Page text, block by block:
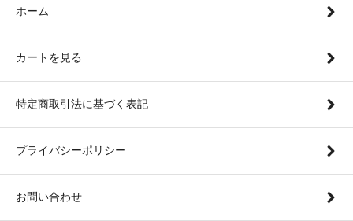
ホーム
カートを見る
特定商取引法に基づく表記
プライバシーポリシー
お問い合わせ